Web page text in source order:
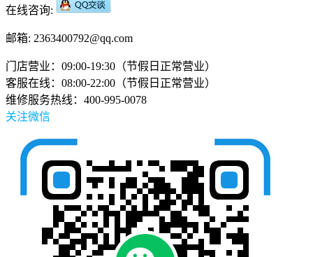
在线咨询:
邮箱: 2363400792@qq.com
门店营业：09:00-19:30（节假日正常营业）
客服在线：08:00-22:00（节假日正常营业）
维修服务热线：400-995-0078
关注微信